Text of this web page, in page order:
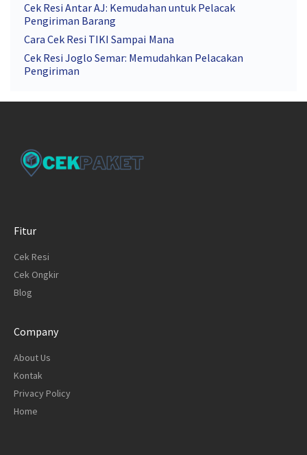
Cek Resi Antar AJ: Kemudahan untuk Pelacak
Pengiriman Barang
Cara Cek Resi TIKI Sampai Mana
Cek Resi Joglo Semar: Memudahkan Pelacakan
Pengiriman
Fitur
Cek Resi
Cek Ongkir
Blog
Company
About Us
Kontak
Privacy Policy
Home